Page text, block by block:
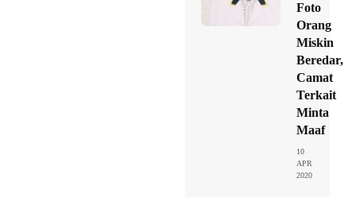
Foto
Orang
Miskin
Beredar,
Camat
Terkait
Minta
Maaf
10
APR
2020